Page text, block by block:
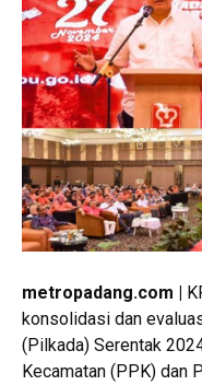
metropadang.com |
konsolidasi dan
(Pilkada) Serentak
Kecamatan (PPK) dan